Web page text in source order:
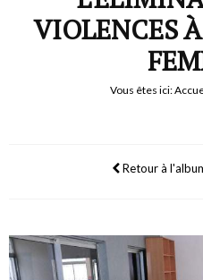
VIOLENCES
Vous êtes ici:
Retour à